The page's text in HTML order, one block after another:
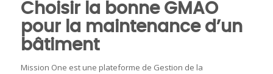
Choisir la bonne GMAO
pour la maintenance d’un
bâtiment
Mission One est une plateforme de Gestion de la